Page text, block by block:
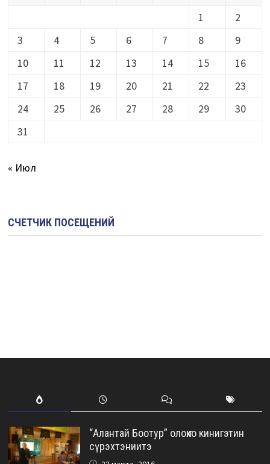
1
2
3
4 5 6 7 8
9
10
11 12 13 14 15
16
17
18 19 20 21 22
23
24
25 26 27 28 29
30
31
« Июл
СЧЕТЧИК ПОСЕЩЕНИЙ
“Алантай Боотур” олоҥхо кинигэтин
сүрэхтэниитэ